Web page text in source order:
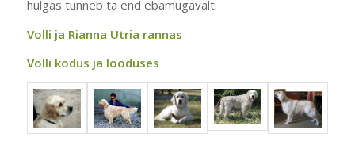
hulgas tunneb ta end ebamugavalt.
Volli ja Rianna Utria rannas
Volli kodus ja looduses